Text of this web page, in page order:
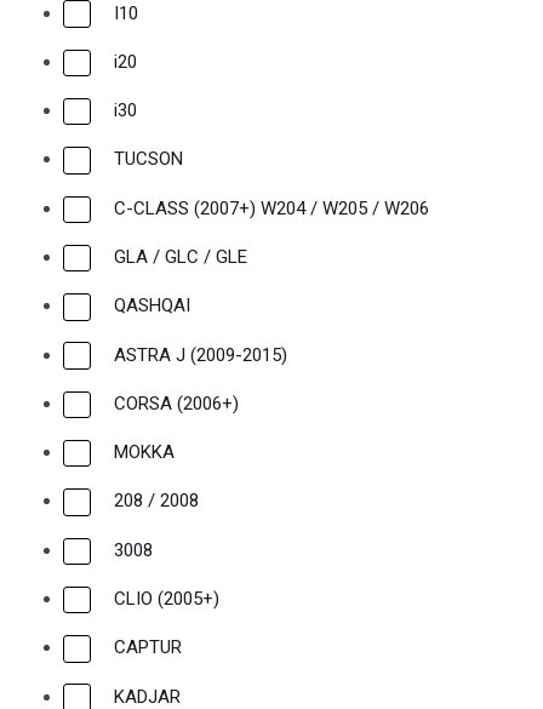
I10
i20
i30
TUCSON
C-CLASS (2007+) W204 / W205 / W206
GLA / GLC / GLE
QASHQAI
ASTRA J (2009-2015)
CORSA (2006+)
MOKKA
208 / 2008
3008
CLIO (2005+)
CAPTUR
KADJAR